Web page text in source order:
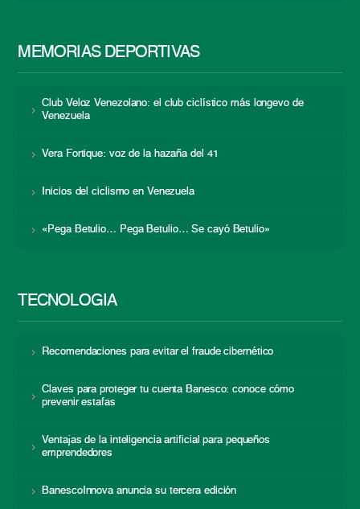
MEMORIAS DEPORTIVAS
Club Veloz Venezolano: el club ciclístico más longevo de
Venezuela
Vera Fortique: voz de la hazaña del 41
Inicios del ciclismo en Venezuela
«Pega Betulio… Pega Betulio… Se cayó Betulio»
TECNOLOGÍA
Recomendaciones para evitar el fraude cibernético
Claves para proteger tu cuenta Banesco: conoce cómo
prevenir estafas
Ventajas de la inteligencia artificial para pequeños
emprendedores
BanescoInnova anuncia su tercera edición